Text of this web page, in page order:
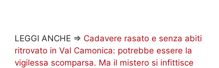
LEGGI ANCHE => Cadavere rasato e senza abiti
ritrovato in Val Camonica: potrebbe essere la
vigilessa scomparsa. Ma il mistero si infittisce